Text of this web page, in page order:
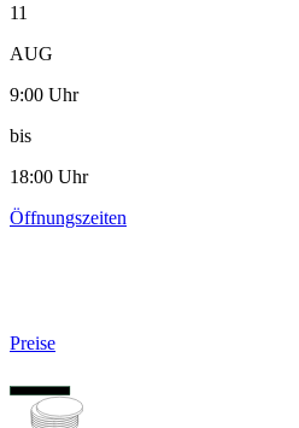
11
AUG
9:00 Uhr
bis
18:00 Uhr
Öffnungszeiten
Preise